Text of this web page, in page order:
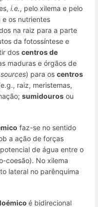
i.e., pelo xilema e pelo
os nutrientes
na raiz para a parte
da fotossíntese e
dos centros de
maduras e órgãos de
sources) para os centros
raiz, meristemas,
sumidouros ou
faz-se no sentido
a ação de forças
de água entre o
coesão). No xilema
lateral no parênquima
é bidirecional